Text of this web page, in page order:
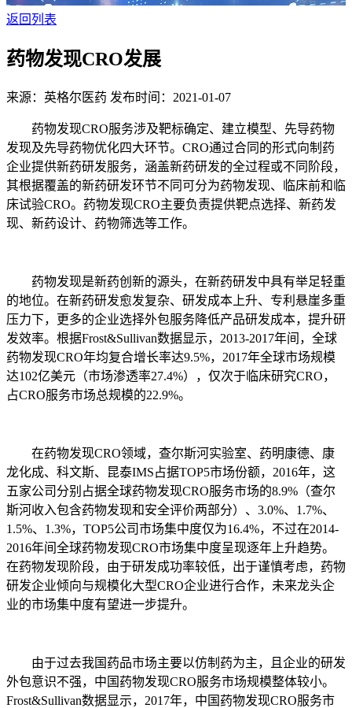
返回列表
药物发现CRO发展
来源：英格尔医药 发布时间：2021-01-07
药物发现CRO服务涉及靶标确定、建立模型、先导药物
发现及先导药物优化四大环节。CRO通过合同的形式向制药
企业提供新药研发服务，涵盖新药研发的全过程或不同阶段，
其根据覆盖的新药研发环节不同可分为药物发现、临床前和临
床试验CRO。药物发现CRO主要负责提供靶点选择、新药发
现、新药设计、药物筛选等工作。
药物发现是新药创新的源头，在新药研发中具有举足轻重
的地位。在新药研发愈发复杂、研发成本上升、专利悬崖多重
压力下，更多的企业选择外包服务降低产品研发成本，提升研
发效率。根据Frost&Sullivan数据显示，2013-2017年间，全球
药物发现CRO年均复合增长率达9.5%，2017年全球市场规模
达102亿美元（市场渗透率27.4%），仅次于临床研究CRO，
占CRO服务市场总规模的22.9%。
在药物发现CRO领域，查尔斯河实验室、药明康德、康
龙化成、科文斯、昆泰IMS占据TOP5市场份额，2016年，这
五家公司分别占据全球药物发现CRO服务市场的8.9%（查尔
斯河收入包含药物发现和安全评价两部分）、3.0%、1.7%、
1.5%、1.3%，TOP5公司市场集中度仅为16.4%，不过在2014-
2016年间全球药物发现CRO市场集中度呈现逐年上升趋势。
在药物发现阶段，由于研发成功率较低，出于谨慎考虑，药物
研发企业倾向与规模化大型CRO企业进行合作，未来龙头企
业的市场集中度有望进一步提升。
由于过去我国药品市场主要以仿制药为主，且企业的研发
外包意识不强，中国药物发现CRO服务市场规模整体较小。
Frost&Sullivan数据显示，2017年，中国药物发现CRO服务市